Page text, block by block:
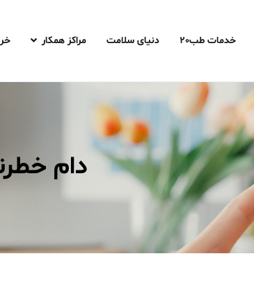
خدمات طب20 دنیای سلامت مراکز همکار
دام